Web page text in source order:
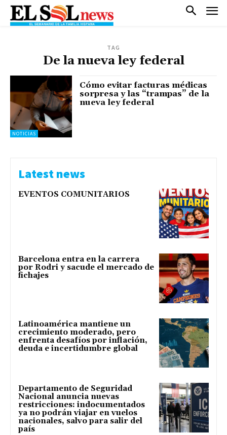
TAG
De la nueva ley federal
NOTICIAS
Cómo evitar facturas médicas
sorpresa y las “trampas” de la
nueva ley federal
Latest news
EVENTOS COMUNITARIOS
Barcelona entra en la carrera
por Rodri y sacude el mercado de
fichajes
Latinoamérica mantiene un
crecimiento moderado, pero
enfrenta desafíos por inflación,
deuda e incertidumbre global
Departamento de Seguridad
Nacional anuncia nuevas
restricciones: indocumentados
ya no podrán viajar en vuelos
nacionales, salvo para salir del
país